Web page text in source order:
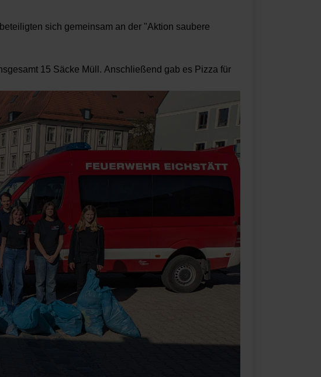
sich gemeinsam an der "Aktion saubere
15 Säcke Müll. Anschließend gab es Pizza für